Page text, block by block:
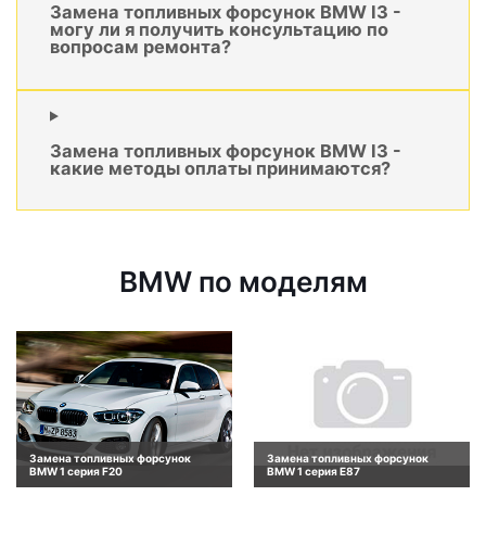
Замена топливных форсунок BMW I3 -
могу ли я получить консультацию по
вопросам ремонта?
Замена топливных форсунок BMW I3 -
какие методы оплаты принимаются?
BMW по моделям
Замена топливных форсунок
BMW 1 серия F20
Замена топливных форсунок
BMW 1 серия E87